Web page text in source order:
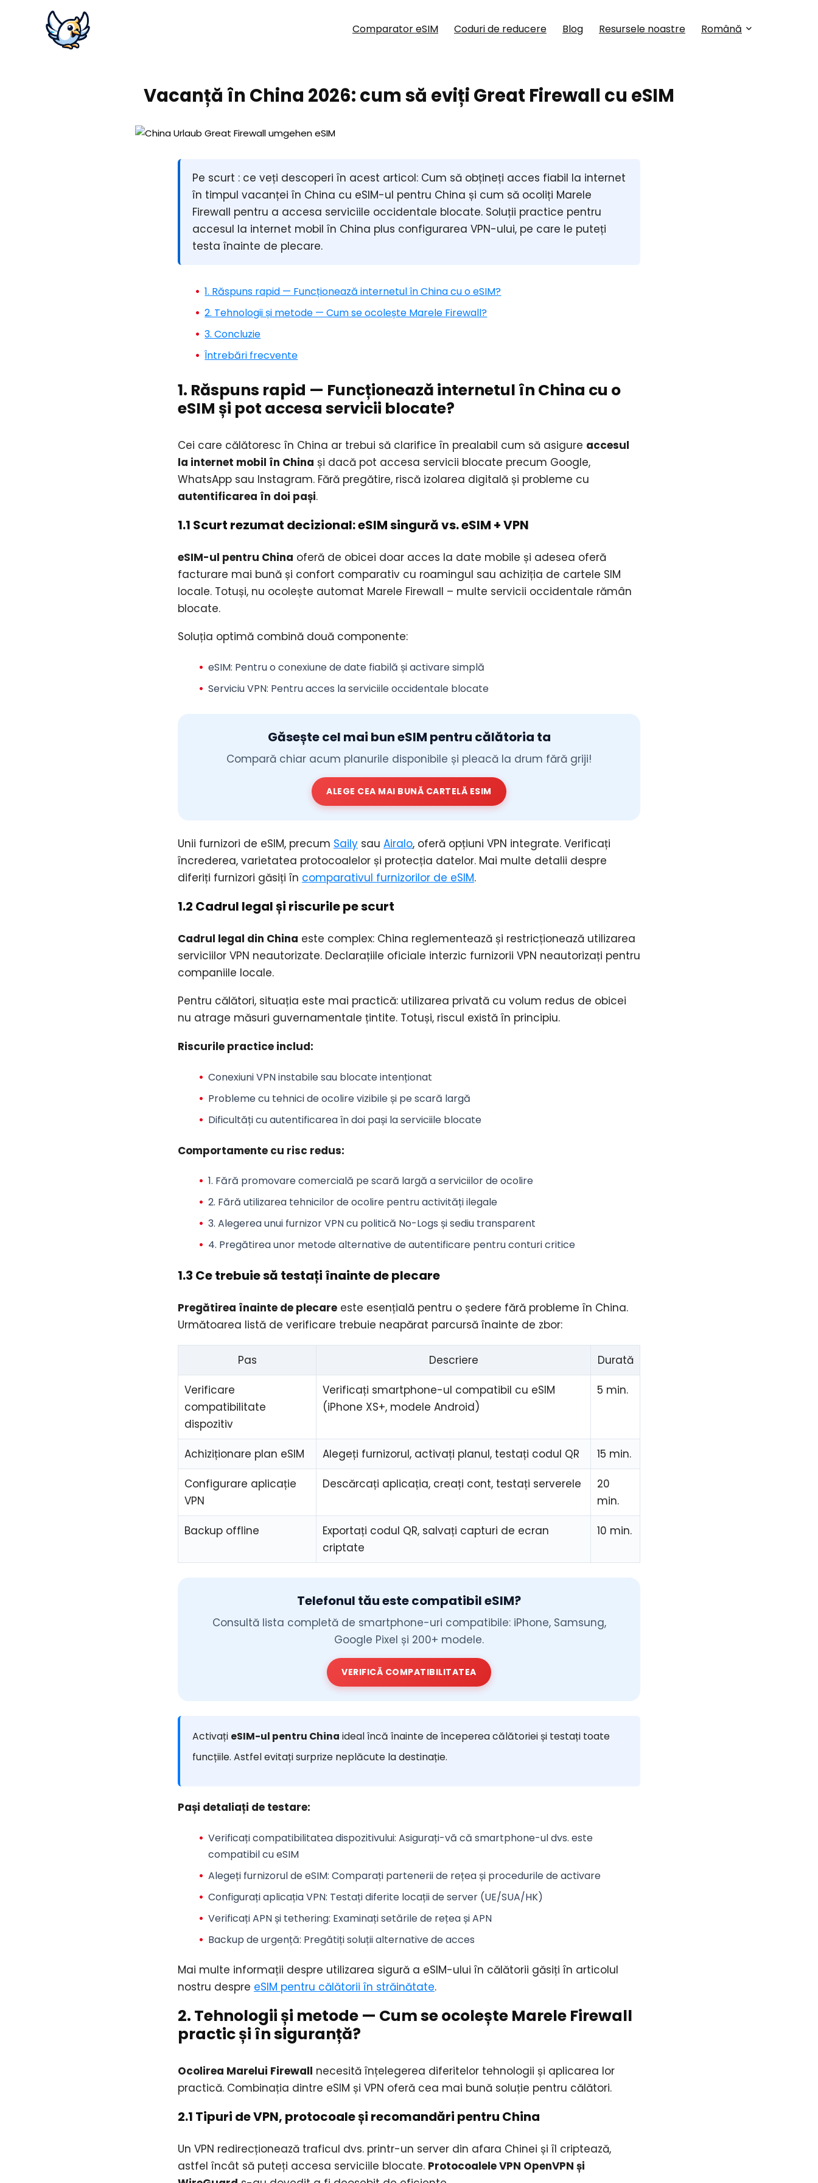
Comparator eSIM Coduri de reducere Blog Resursele noastre Română
Vacanță în China 2026: cum să eviți Great Firewall cu eSIM
Pe scurt : ce veți descoperi în acest articol: Cum să obțineți acces fiabil la internet
în timpul vacanței în China cu eSIM-ul pentru China și cum să ocoliți Marele
Firewall pentru a accesa serviciile occidentale blocate. Soluții practice pentru
accesul la internet mobil în China plus configurarea VPN-ului, pe care le puteți
testa înainte de plecare.
1. Răspuns rapid — Funcționează internetul în China cu o eSIM?
2. Tehnologii și metode — Cum se ocolește Marele Firewall?
3. Concluzie
Întrebări frecvente
1. Răspuns rapid — Funcționează internetul în China cu o
eSIM și pot accesa servicii blocate?
Cei care călătoresc în China ar trebui să clarifice în prealabil cum să asigure accesul
la internet mobil în China și dacă pot accesa servicii blocate precum Google,
WhatsApp sau Instagram. Fără pregătire, riscă izolarea digitală și probleme cu
autentificarea în doi pași.
1.1 Scurt rezumat decizional: eSIM singură vs. eSIM + VPN
eSIM-ul pentru China oferă de obicei doar acces la date mobile și adesea oferă
facturare mai bună și confort comparativ cu roamingul sau achiziția de cartele SIM
locale. Totuși, nu ocolește automat Marele Firewall – multe servicii occidentale rămân
blocate.
Soluția optimă combină două componente:
eSIM: Pentru o conexiune de date fiabilă și activare simplă
Serviciu VPN: Pentru acces la serviciile occidentale blocate
Găsește cel mai bun eSIM pentru călătoria ta
Compară chiar acum planurile disponibile și pleacă la drum fără griji!
ALEGE CEA MAI BUNĂ CARTELĂ ESIM
Unii furnizori de eSIM, precum Saily sau Airalo, oferă opțiuni VPN integrate. Verificați
încrederea, varietatea protocoalelor și protecția datelor. Mai multe detalii despre
diferiți furnizori găsiți în comparativul furnizorilor de eSIM.
1.2 Cadrul legal și riscurile pe scurt
Cadrul legal din China este complex: China reglementează și restricționează utilizarea
serviciilor VPN neautorizate. Declarațiile oficiale interzic furnizorii VPN neautorizați pentru
companiile locale.
Pentru călători, situația este mai practică: utilizarea privată cu volum redus de obicei
nu atrage măsuri guvernamentale țintite. Totuși, riscul există în principiu.
Riscurile practice includ:
Conexiuni VPN instabile sau blocate intenționat
Probleme cu tehnici de ocolire vizibile și pe scară largă
Dificultăți cuautentificarea în doi pașila serviciile blocate
Comportamente cu risc redus:
1. Fără promovare comercială pe scară largă a serviciilor de ocolire
2. Fără utilizarea tehnicilor de ocolire pentru activități ilegale
3. Alegerea unui furnizor VPN cu politică No-Logs și sediu transparent
4. Pregătirea unor metode alternative de autentificare pentru conturi critice
1.3 Ce trebuie să testați înainte de plecare
Pregătirea înainte de plecare este esențială pentru o ședere fără probleme în China.
Următoarea listă de verificare trebuie neapărat parcursă înainte de zbor:
Pas Descriere Durată
Verificare
compatibilitate
dispozitiv
Verificați smartphone-ul compatibil cu eSIM
(iPhone XS+, modele Android)
5 min.
Achiziționare plan eSIM Alegeți furnizorul, activați planul, testați codul QR 15 min.
Configurare aplicație
VPN
Descărcați aplicația, creați cont, testați serverele
20
min.
Backup offline
Exportați codul QR, salvați capturi de ecran
criptate
10 min.
Telefonul tău este compatibil eSIM?
Consultă lista completă de smartphone-uri compatibile: iPhone, Samsung,
Google Pixel și 200+ modele.
VERIFICĂ COMPATIBILITATEA
Activați eSIM-ul pentru China ideal încă înainte de începerea călătoriei și testați toate
funcțiile. Astfel evitați surprize neplăcute la destinație.
Pași detaliați de testare:
Verificați compatibilitatea dispozitivului: Asigurați-vă că smartphone-ul dvs. este
compatibil cu eSIM
Alegeți furnizorul de eSIM: Comparați partenerii de rețea și procedurile de activare
Configurați aplicația VPN: Testați diferite locații de server (UE/SUA/HK)
Verificați APN și tethering: Examinațisetările de rețea și APN
Backup de urgență: Pregătiți soluții alternative de acces
Mai multe informații despre utilizarea sigură a eSIM-ului în călătorii găsiți în articolul
nostru despre eSIM pentru călătorii în străinătate.
2. Tehnologii și metode — Cum se ocolește Marele Firewall
practic și în siguranță?
Ocolirea Marelui Firewall necesită înțelegerea diferitelor tehnologii și aplicarea lor
practică. Combinația dintre eSIM și VPN oferă cea mai bună soluție pentru călători.
2.1 Tipuri de VPN, protocoale și recomandări pentru China
Un VPN redirecționează traficul dvs. printr-un server din afara Chinei și îl criptează,
astfel încât să puteți accesa serviciile blocate. Protocoalele VPN OpenVPN și